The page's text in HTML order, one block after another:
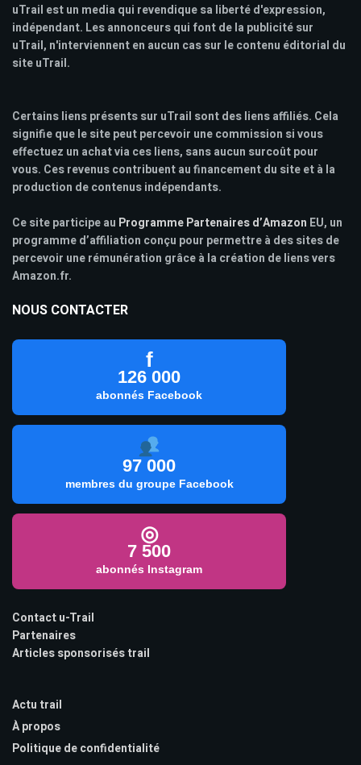
uTrail est un media qui revendique sa liberté d'expression,
indépendant. Les annonceurs qui font de la publicité sur
uTrail, n'interviennent en aucun cas sur le contenu éditorial du
site uTrail.
Certains liens présents sur uTrail sont des liens affiliés. Cela
signifie que le site peut percevoir une commission si vous
effectuez un achat via ces liens, sans aucun surcoût pour
vous. Ces revenus contribuent au financement du site et à la
production de contenus indépendants.
Ce site participe au Programme Partenaires d’Amazon EU, un
programme d’affiliation conçu pour permettre à des sites de
percevoir une rémunération grâce à la création de liens vers
Amazon.fr.
NOUS CONTACTER
f
126 000
abonnés Facebook
97 000
membres du groupe Facebook
◎
7 500
abonnés Instagram
Contact u-Trail
Partenaires
Articles sponsorisés trail
Actu trail
À propos
Politique de confidentialité